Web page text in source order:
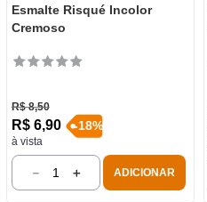
Esmalte Risqué Incolor
Cremoso
R$ 8,50
R$ 6,90
à vista
-18%
＋
－ ADICIONAR